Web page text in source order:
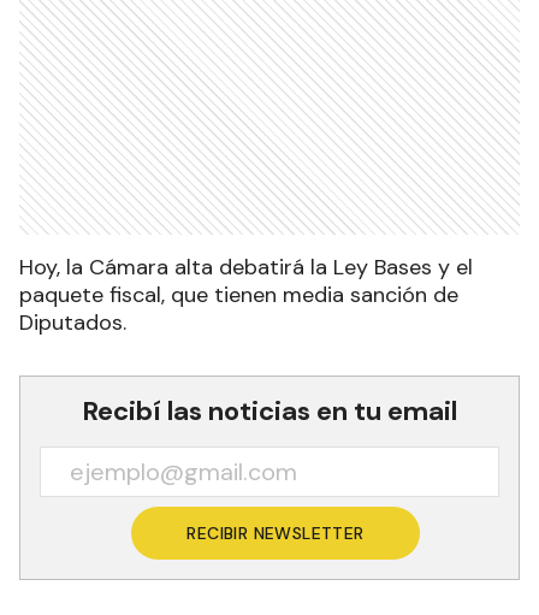
Hoy, la Cámara alta debatirá la Ley Bases y el
paquete fiscal, que tienen media sanción de
Diputados.
Recibí las noticias en tu email
RECIBIR NEWSLETTER